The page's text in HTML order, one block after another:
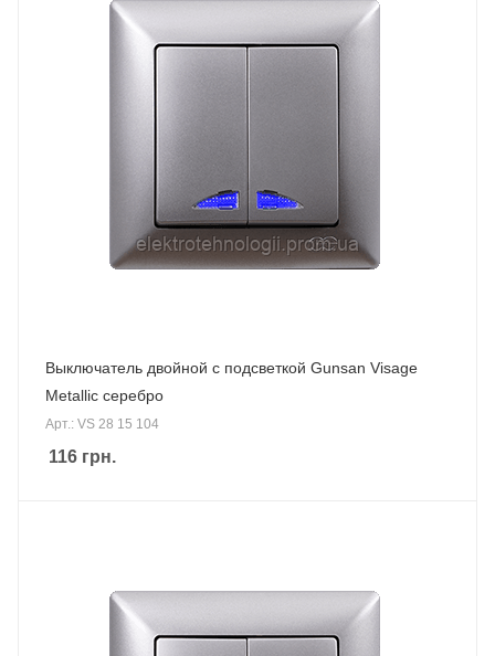
Выключатель двойной с подсветкой Gunsan Visage
Metallic серебро
Арт.: VS 28 15 104
116 грн.